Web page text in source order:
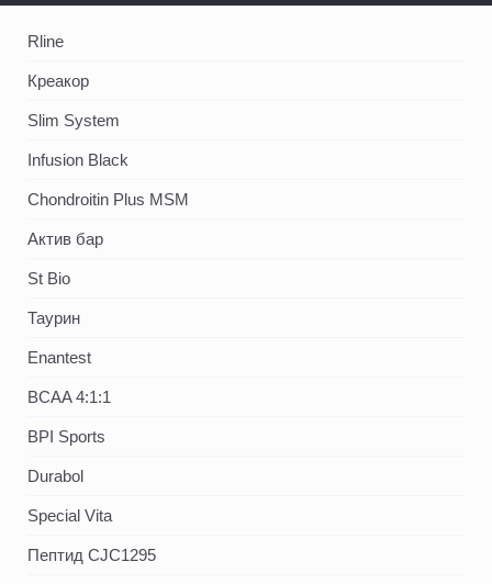
Rline
Креакор
Slim System
Infusion Black
Chondroitin Plus MSM
Актив бар
St Bio
Таурин
Enantest
BCAA 4:1:1
BPI Sports
Durabol
Special Vita
Пептид CJC1295